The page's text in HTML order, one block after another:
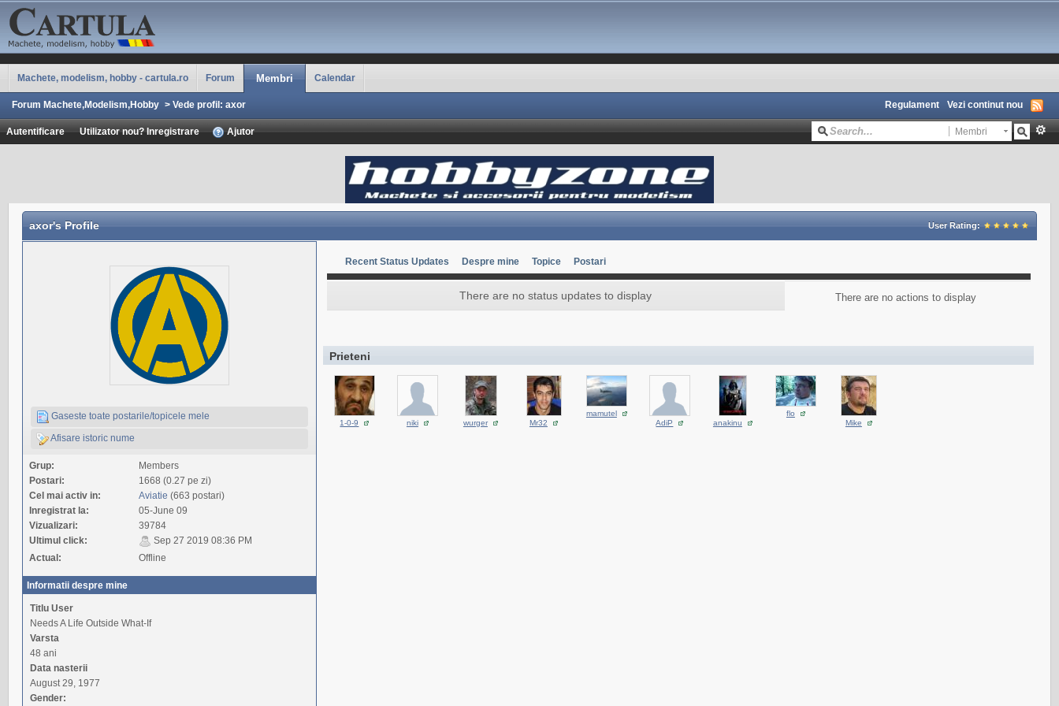
Machete, modelism, hobby - cartula.ro Forum Membri Calendar
Forum Machete,Modelism,Hobby > Vede profil: axor Regulament Vezi continut nou
Autentificare Utilizator nou? Inregistrare Ajutor Membri
axor's Profile User Rating:
Gaseste toate postarile/topicele mele
Afisare istoric nume
Grup:
Members
Postari:
1668 (0.27 pe zi)
Cel mai activ in:
Aviatie (663 postari)
Inregistrat la:
05-June 09
Vizualizari:
39784
Ultimul click:
Sep 27 2019 08:36 PM
Actual:
Offline
Informatii despre mine
Titlu User
Needs A Life Outside What-If
Varsta
48 ani
Data nasterii
August 29, 1977
Gender:
Recent Status Updates Despre mine Topice Postari
There are no status updates to display There are no actions to display
Prieteni
1-0-9 niki wurger Mr32
mamutel
AdiP
anakinu
flo
Mike